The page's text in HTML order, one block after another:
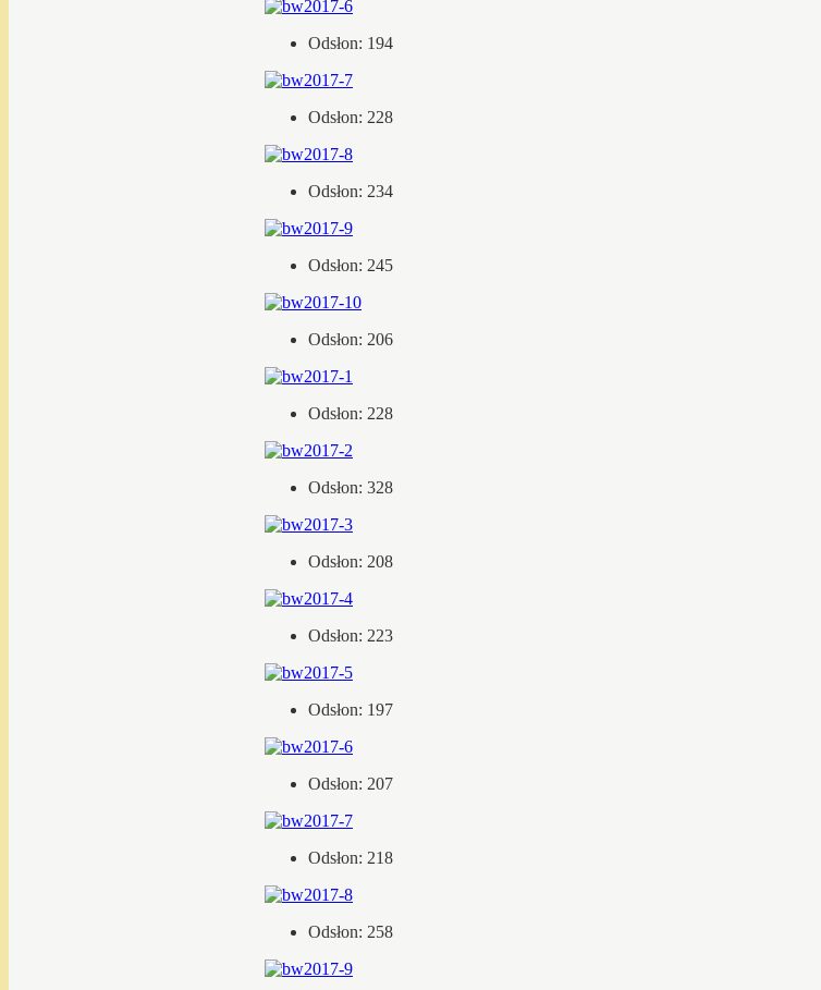
Odsłon: 194
Odsłon: 228
Odsłon: 234
Odsłon: 245
Odsłon: 206
Odsłon: 228
Odsłon: 328
Odsłon: 208
Odsłon: 223
Odsłon: 197
Odsłon: 207
Odsłon: 218
Odsłon: 258